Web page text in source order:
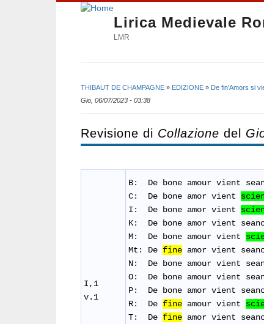
Lirica Medievale
LMR
Tu sei qui
THIBAUT DE CHAMPAGNE » EDIZIONE » De fin'Amors si
Gio, 06/07/2023 - 03:38
Revisione di Collazione del
I,1
v.1
B: De bone amour vient
C: De bone amor vient
I: De bone amor vient
K: De bone amor vient
M: De bone amour vient
Mt: De fine amor vient
N: De bone amour vient
O: De bone amour vient
P: De bone amor vient
R: De fine amour vient
​T: De fine amor vient